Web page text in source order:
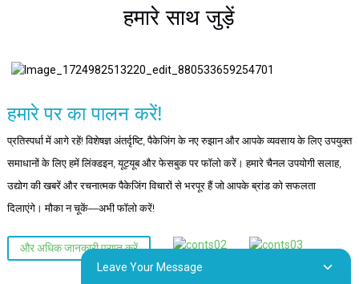
हमारे साथ जुड़ें
हमारे पर का पालन करें!
प्रतिस्पर्धा में आगे रहें! विशेषज्ञ अंतर्दृष्टि, पैकेजिंग के नए रुझान और आपके व्यवसाय के लिए उपयुक्त
समाधानों के लिए हमें लिंक्डइन, यूट्यूब और फेसबुक पर फॉलो करें। हमारे चैनल उपयोगी सलाह,
उद्योग की खबरें और रचनात्मक पैकेजिंग विचारों से भरपूर हैं जो आपके ब्रांड को सफलता
दिलाएंगे। मौका न चूकें—अभी फॉलो करें!
और अधिक जानकारी प्राप्त करें
Leave Your Message